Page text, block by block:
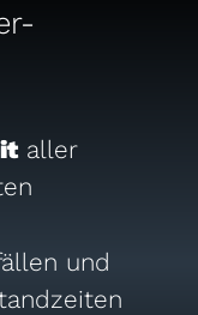
aller
und